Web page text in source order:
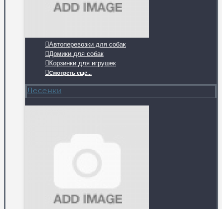
Автоперевозки для собак
Домики для собак
Корзинки для игрушек
Смотреть ещё...
Лесенки